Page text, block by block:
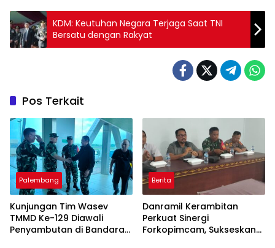
KDM: Keutuhan Negara Terjaga Saat TNI
Bersatu dengan Rakyat
Pos Terkait
Palembang
Kunjungan Tim Wasev
TMMD Ke-129 Diawali
Penyambutan di Bandara
Berita
Danramil Kerambitan
Perkuat Sinergi
Forkopimcam, Sukseskan